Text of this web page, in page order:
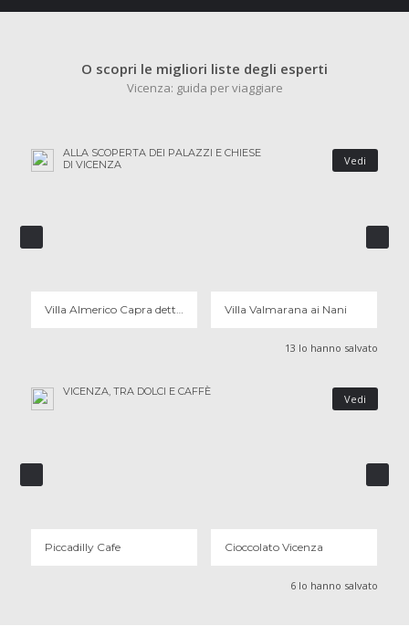
O scopri le migliori liste degli esperti
Vicenza: guida per viaggiare
ALLA SCOPERTA DEI PALAZZI E CHIESE
DI VICENZA
Vedi
Villa Almerico Capra detta La Rotonda Villa Valmarana ai Nani
VILLA VALMARANA AI NANI
13 lo hanno salvato
VICENZA, TRA DOLCI E CAFFÈ
Vedi
Piccadilly Cafe Cioccolato Vicenza
CIOCCOLATO VICENZA
6 lo hanno salvato